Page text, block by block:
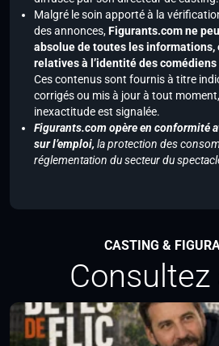
Malgré le soin apporté à la
des annonces,Figurants.com ne
absolue de toutes les
relatives à l’identité des
Ces contenus sont fournis à titre
corrigés ou mis à jour à tout
inexactitude est signalée.
Figurants.com opère en conformité
sur l’emploi, la protection des
réglementation du secteur du
CASTING &
Consultez